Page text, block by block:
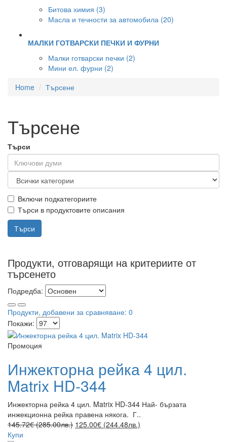
Битова химия (3)
Масла и течности за автомобила (20)
МАЛКИ ГОТВАРСКИ ПЕЧКИ И ФУРНИ
Малки готварски печки (2)
Мини ел. фурни (2)
Home
Търсене
Търсене
Търси
Включи подкатегориите
Търси в продуктовите описания
Продукти, отговарящи на критериите от
търсенето
Подредба:
Продукти, добавени за сравняване: 0
Покажи:
Промоция
Инжекторна рейка 4 цил.
Matrix HD-344
Инжекторна рейка 4 цил. Matrix HD-344 Най- бързата
инжекционна рейка правена някога. Г..
145.72€ (285.00лв.) 125.00€ (244.48лв.)
Купи